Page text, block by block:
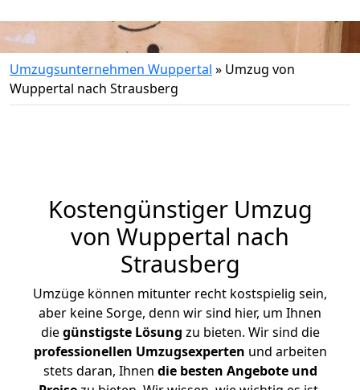
Umzugsunternehmen Wuppertal » Umzug von
Wuppertal nach Strausberg
Kostengünstiger Umzug
von Wuppertal nach
Strausberg
Umzüge können mitunter recht kostspielig sein,
aber keine Sorge, denn wir sind hier, um Ihnen
diegünstigste Lösung zu bieten. Wir sind die
professionellen Umzugsexperten und arbeiten
stets daran, Ihnen die besten Angebote und